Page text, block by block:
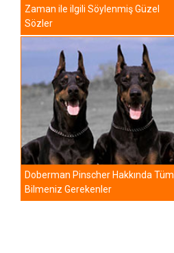
Zaman ile ilgili Söylenmiş Güzel
Sözler
Doberman Pinscher Hakkında Tüm
Bilmeniz Gerekenler